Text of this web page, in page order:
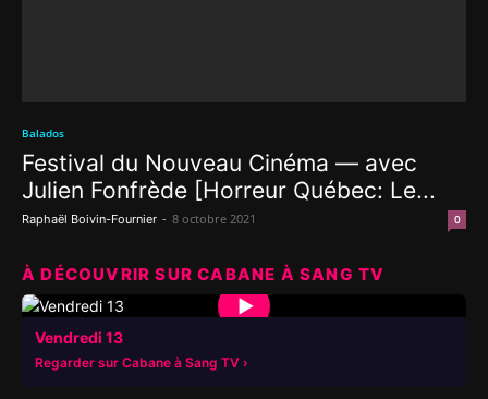
Balados
Festival du Nouveau Cinéma — avec
Julien Fonfrède [Horreur Québec: Le...
Raphaël Boivin-Fournier - 8 octobre 2021 0
À DÉCOUVRIR SUR CABANE À SANG TV
▶
Vendredi 13
Regarder sur Cabane à Sang TV